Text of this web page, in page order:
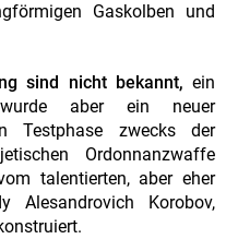
Gaskolben und
sind nicht bekannt, ein
aber ein neuer
Testphase zwecks der
Ordonnanzwaffe
talentierten, aber eher
Alesandrovich Korobov,